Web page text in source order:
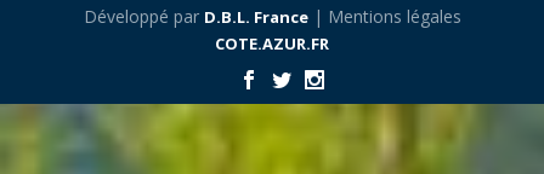
Développé par D.B.L. France| Mentions légales
COTE.AZUR.FR